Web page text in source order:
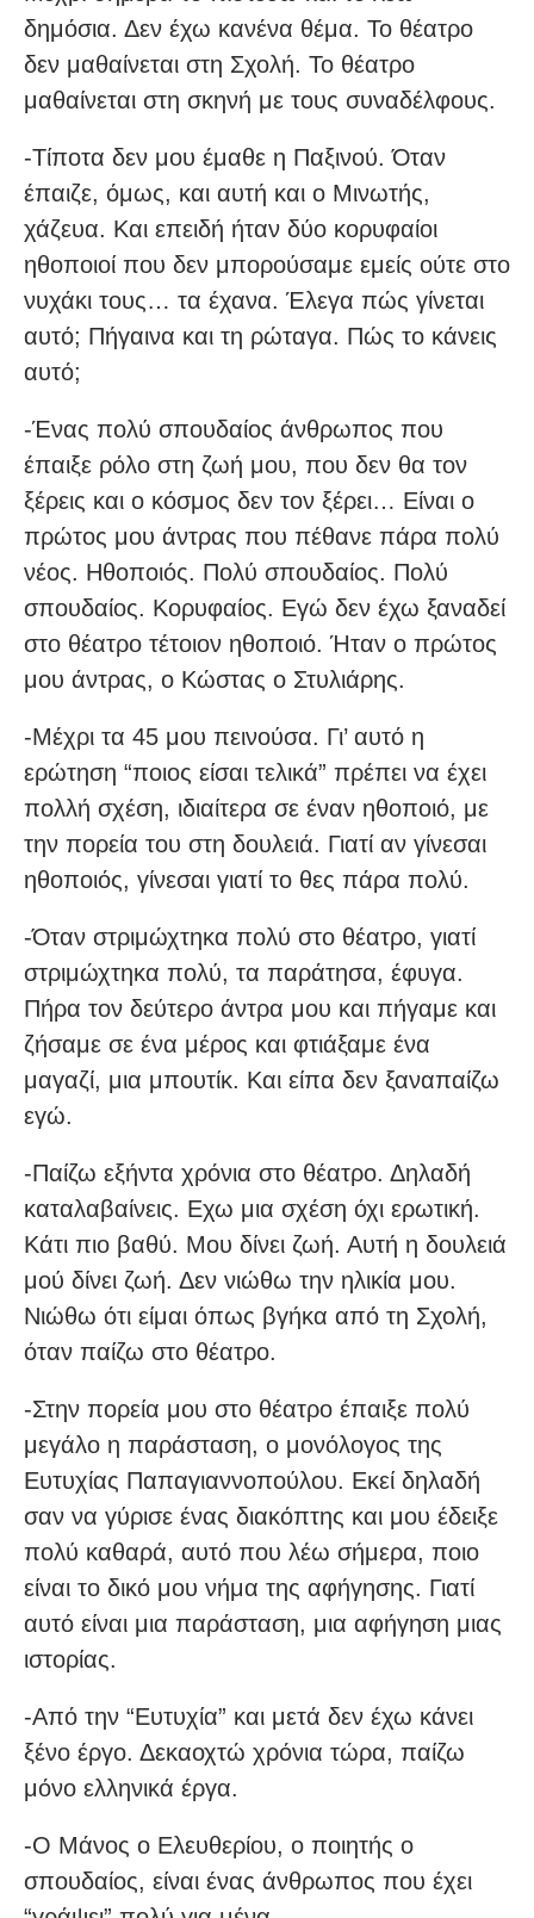
δημόσια. Δεν έχω κανένα θέμα. Το θέατρο
δεν μαθαίνεται στη Σχολή. Το θέατρο
μαθαίνεται στη σκηνή με τους συναδέλφους.
-Τίποτα δεν μου έμαθε η Παξινού. Όταν
έπαιζε, όμως, και αυτή και ο Μινωτής,
χάζευα. Και επειδή ήταν δύο κορυφαίοι
ηθοποιοί που δεν μπορούσαμε εμείς ούτε στο
νυχάκι τους… τα έχανα. Έλεγα πώς γίνεται
αυτό; Πήγαινα και τη ρώταγα. Πώς το κάνεις
αυτό;
-Ένας πολύ σπουδαίος άνθρωπος που
έπαιξε ρόλο στη ζωή μου, που δεν θα τον
ξέρεις και ο κόσμος δεν τον ξέρει… Είναι ο
πρώτος μου άντρας που πέθανε πάρα πολύ
νέος. Ηθοποιός. Πολύ σπουδαίος. Πολύ
σπουδαίος. Κορυφαίος. Εγώ δεν έχω ξαναδεί
στο θέατρο τέτοιον ηθοποιό. Ήταν ο πρώτος
μου άντρας, ο Κώστας ο Στυλιάρης.
-Μέχρι τα 45 μου πεινούσα. Γι’ αυτό η
ερώτηση “ποιος είσαι τελικά” πρέπει να έχει
πολλή σχέση, ιδιαίτερα σε έναν ηθοποιό, με
την πορεία του στη δουλειά. Γιατί αν γίνεσαι
ηθοποιός, γίνεσαι γιατί το θες πάρα πολύ.
-Όταν στριμώχτηκα πολύ στο θέατρο, γιατί
στριμώχτηκα πολύ, τα παράτησα, έφυγα.
Πήρα τον δεύτερο άντρα μου και πήγαμε και
ζήσαμε σε ένα μέρος και φτιάξαμε ένα
μαγαζί, μια μπουτίκ. Και είπα δεν ξαναπαίζω
εγώ.
-Παίζω εξήντα χρόνια στο θέατρο. Δηλαδή
καταλαβαίνεις. Εχω μια σχέση όχι ερωτική.
Κάτι πιο βαθύ. Μου δίνει ζωή. Αυτή η δουλειά
μού δίνει ζωή. Δεν νιώθω την ηλικία μου.
Νιώθω ότι είμαι όπως βγήκα από τη Σχολή,
όταν παίζω στο θέατρο.
-Στην πορεία μου στο θέατρο έπαιξε πολύ
μεγάλο η παράσταση, ο μονόλογος της
Ευτυχίας Παπαγιαννοπούλου. Εκεί δηλαδή
σαν να γύρισε ένας διακόπτης και μου έδειξε
πολύ καθαρά, αυτό που λέω σήμερα, ποιο
είναι το δικό μου νήμα της αφήγησης. Γιατί
αυτό είναι μια παράσταση, μια αφήγηση μιας
ιστορίας.
-Από την “Ευτυχία” και μετά δεν έχω κάνει
ξένο έργο. Δεκαοχτώ χρόνια τώρα, παίζω
μόνο ελληνικά έργα.
-Ο Μάνος ο Ελευθερίου, ο ποιητής ο
σπουδαίος, είναι ένας άνθρωπος που έχει